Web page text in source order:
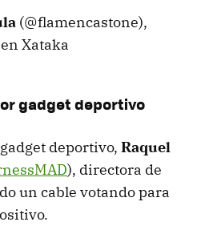
(@flamencastone),
Xataka
gadget deportivo
deportivo, Raquel
), directora de
un cable votando para